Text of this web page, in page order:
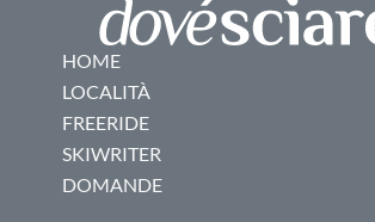
HOME
LOCALITÀ
FREERIDE
SKIWRITER
DOMANDE